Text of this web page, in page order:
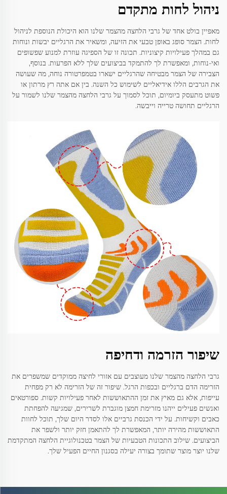
ניהול לחות מתקדם
מאפיין בולט אחד של גרבי הלחצה מהצמר שלנו הוא היכולת הנוספת לניהול
לחות. הצמר סופג באופן טבעי את הזיעה, ומשאיר את הרגליים יבשות ונוחות
גם במהלך פעילויות קיצוניות. תכונה זו של הספיגה עוזרת למנוע שפשופים
ואי-נוחות, ומאפשרת לך להתמקד בביצועים שלך ללא הפרעות. בנוסף,
הצבירה של הצמר מבטיחה שהרגליים ישארו בטמפרטורה נוחה, מה שעושה
את הגרבים הללו אידיאליים לשימוש כל השנה. בין אם אתה רץ מרתון או
פשוט מתעסק ביומיום, תוכל לסמוך על גרבי הלחצה מהצמר שלנו לשמור על
הרגליים תחושה טרייה וייבשה.
שיפור הזרמה ודחיפה
גרבי הלחצה מהצמר שלנו מעוצבים עם אזורי לחיצה ממוקדים שמשפרים את
הזרימה הדם ברגליים ובכפות הרגל. שיפור זה של הזרימה לא רק מפחית
עייפות, אלא גם מאיץ את זמן ההתאוששות לאחר פעילויות קשות. ספורטאים
ואנשים פעילים ייהנו מזרימת חמצן מוגברת לשרירים, שמגיעה להפחתת
כאבים וקשיחות. על ידי הכנסת גרביים אלו לסדר היום שלך, תוכל לחוות
התאוששות מהירה יותר, המאפשרת לך להתאמן חזק יותר ולשפר את
הביצועים. שילוב התכונות הטבעיות של הצמר בטכנולוגיית הלחצה המתקדמת
שלנו יוצר מוצר שתומך בצורה יעילה בסגנון החיים הפעיל שלך.